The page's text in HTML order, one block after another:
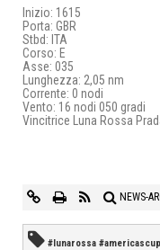
Inizio: 1615
Porta: GBR
Stbd: ITA
Corso: E
Asse: 035
Lunghezza: 2,05 nm
Corrente: 0 nodi
Vento: 16 nodi 050 gradi
Vincitrice Luna Rossa
NEWS-
#lunarossa